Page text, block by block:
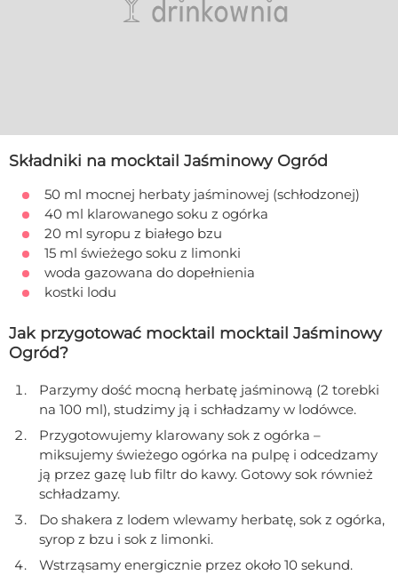
Składniki na mocktail Jaśminowy Ogród
50 ml mocnej herbaty jaśminowej (schłodzonej)
40 ml klarowanego soku z ogórka
20 ml syropu z białego bzu
15 ml świeżego soku z limonki
woda gazowana do dopełnienia
kostki lodu
Jak przygotować mocktail mocktail Jaśminowy
Ogród?
Parzymy dość mocną herbatę jaśminową (2 torebki
na 100 ml), studzimy ją i schładzamy w lodówce.
Przygotowujemy klarowany sok z ogórka –
miksujemy świeżego ogórka na pulpę i odcedzamy
ją przez gazę lub filtr do kawy. Gotowy sok również
schładzamy.
Do shakera z lodem wlewamy herbatę, sok z ogórka,
syrop z bzu i sok z limonki.
Wstrząsamy energicznie przez około 10 sekund.